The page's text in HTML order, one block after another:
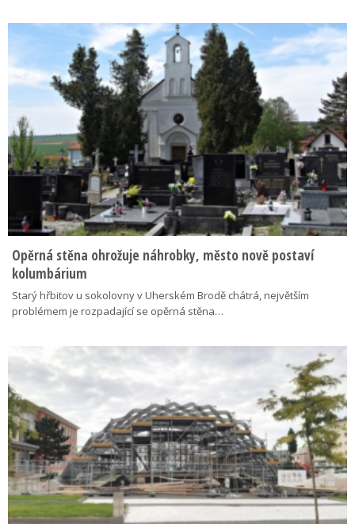
Opěrná stěna ohrožuje náhrobky, město nově postaví
kolumbárium
Starý hřbitov u sokolovny v Uherském Brodě chátrá, největším
problémem je rozpadající se opěrná stěna…